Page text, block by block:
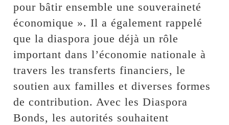
pour bâtir ensemble une souveraineté
économique ». Il a également rappelé
que la diaspora joue déjà un rôle
important dans l’économie nationale à
travers les transferts financiers, le
soutien aux familles et diverses formes
de contribution. Avec les Diaspora
Bonds, les autorités souhaitent